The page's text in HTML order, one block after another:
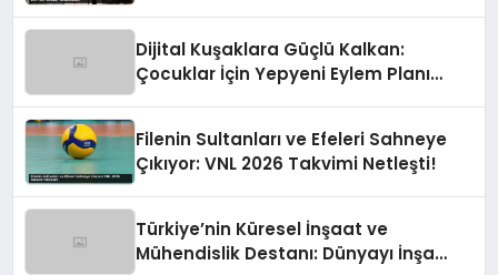
Dijital Kuşaklara Güçlü Kalkan:
Çocuklar İçin Yepyeni Eylem Planı
Filenin Sultanları ve Efeleri Sahneye
Çıkıyor: VNL 2026 Takvimi Netleşti!
Türkiye’nin Küresel İnşaat ve
Mühendislik Destanı: Dünyayı İnşa